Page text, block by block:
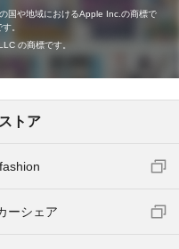
国や地域におけるApple Inc.の商標で
。
の商標です。
トア
ーシェア